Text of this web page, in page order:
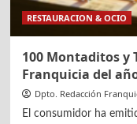
RESTAURACION & OCIO
100 Montaditos y
Franquicia del
Dpto. Redacción
El consumidor ha